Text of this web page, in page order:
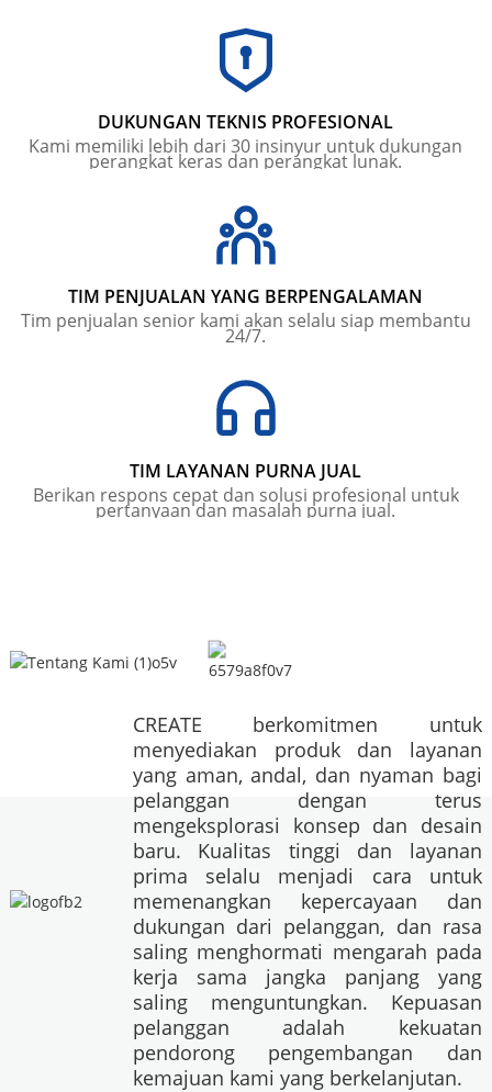
DUKUNGAN TEKNIS PROFESIONAL
Kami memiliki lebih dari 30 insinyur untuk dukungan
perangkat keras dan perangkat lunak.
TIM PENJUALAN YANG BERPENGALAMAN
Tim penjualan senior kami akan selalu siap membantu
24/7.
TIM LAYANAN PURNA JUAL
Berikan respons cepat dan solusi profesional untuk
pertanyaan dan masalah purna jual.
CREATE berkomitmen untuk
menyediakan produk dan layanan
yang aman, andal, dan nyaman bagi
pelanggan dengan terus
mengeksplorasi konsep dan desain
baru. Kualitas tinggi dan layanan
prima selalu menjadi cara untuk
memenangkan kepercayaan dan
dukungan dari pelanggan, dan rasa
saling menghormati mengarah pada
kerja sama jangka panjang yang
saling menguntungkan. Kepuasan
pelanggan adalah kekuatan
pendorong pengembangan dan
kemajuan kami yang berkelanjutan.